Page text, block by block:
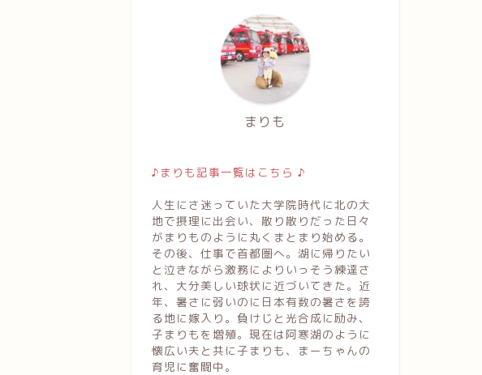
まりも
♪まりも記事一覧はこちら ♪
人生にさ迷っていた大学院時代に北の大
地で摂理に出会い、散り散りだった日々
がまりものように丸くまとまり始める。
その後、仕事で首都圏へ。湖に帰りたい
と泣きながら激務によりいっそう練達さ
れ、大分美しい球状に近づいてきた。近
年、暑さに弱いのに日本有数の暑さを誇
る地に嫁入り。負けじと光合成に励み、
子まりもを増殖。現在は阿寒湖のように
懐広い夫と共に子まりも、まーちゃんの
育児に奮闘中。